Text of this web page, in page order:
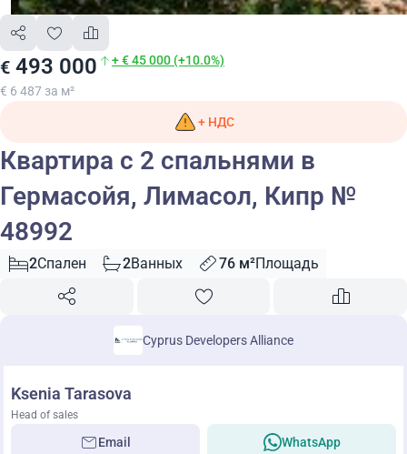
€ 493 000 + € 45 000 (+10.0%)
€ 6 487 за м²
+ НДС
Квартира с 2 спальнями в
Гермасойя, Лимасол, Кипр №
48992
2Спален 2Ванных 76 м²Площадь
Cyprus Developers Alliance
Ksenia Tarasova
Head of sales
Email WhatsApp